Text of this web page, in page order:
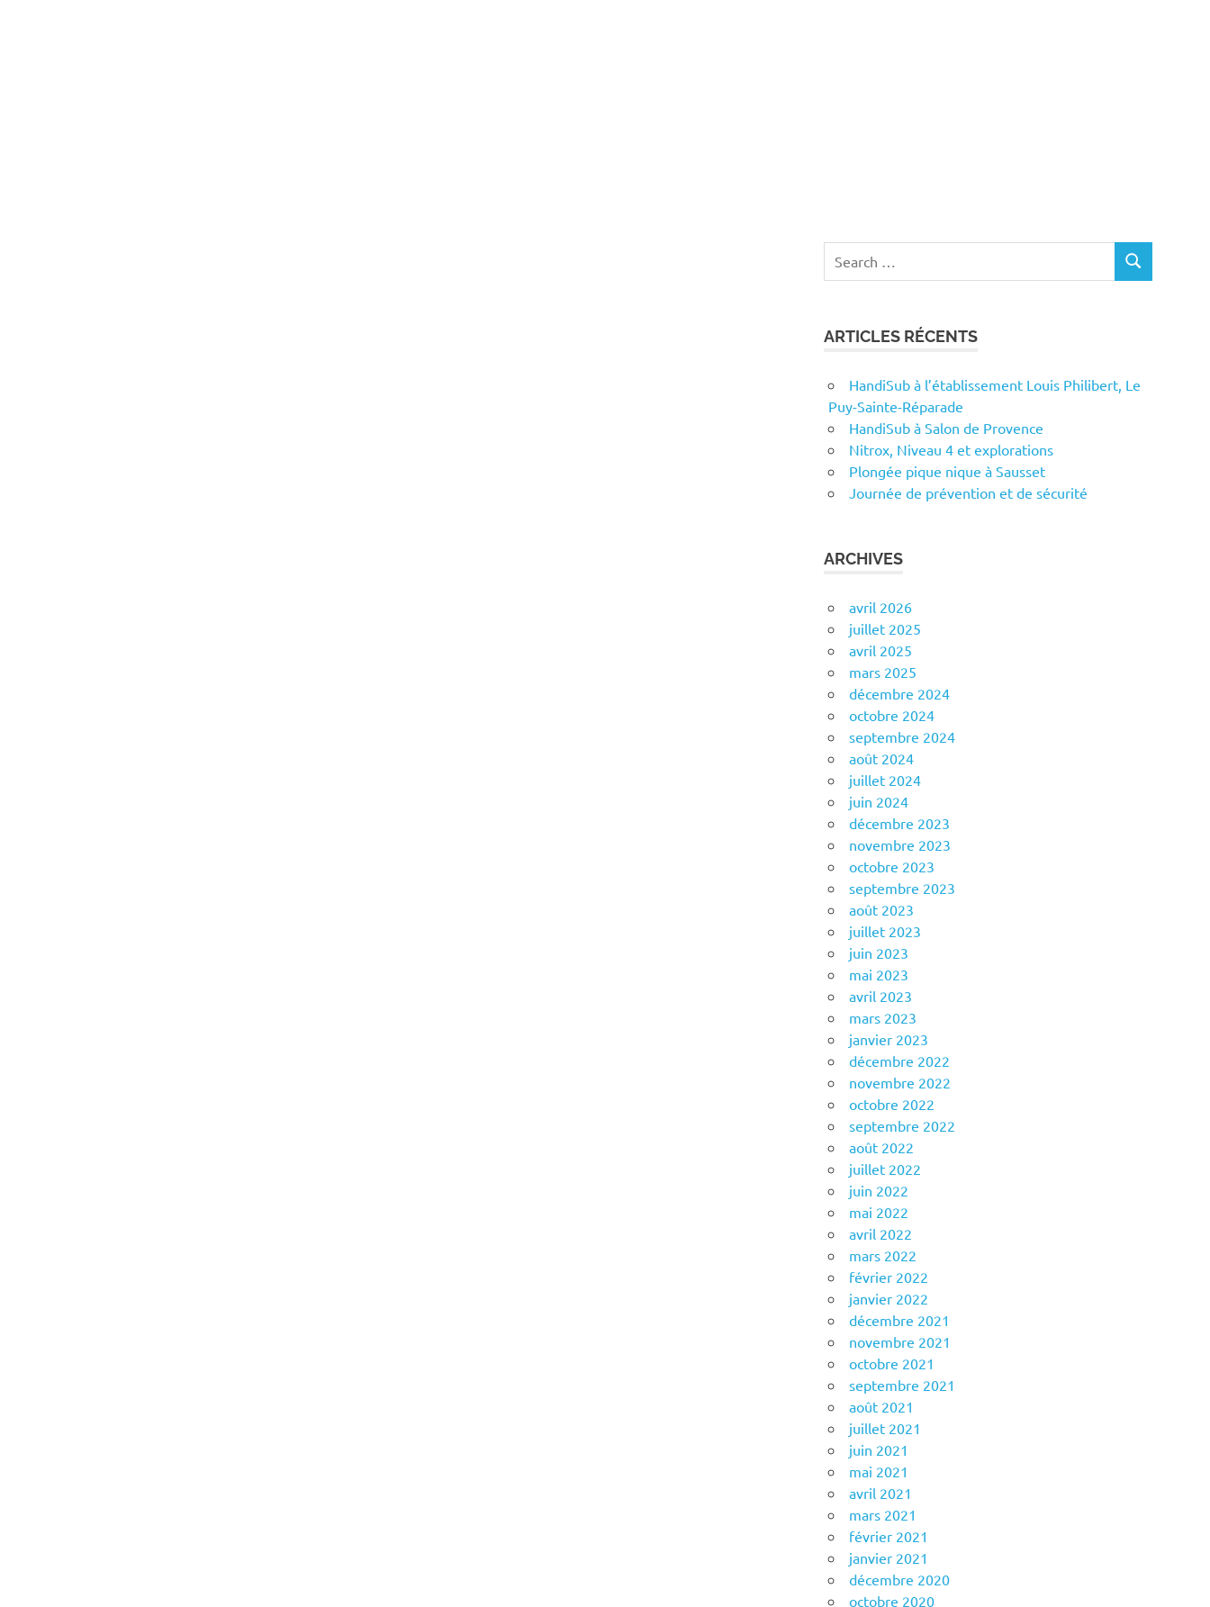
for:
SEARCH
ARTICLES RÉCENTS
HandiSub à l’établissement Louis Philibert, Le
Puy-Sainte-Réparade
HandiSub à Salon de Provence
Nitrox, Niveau 4 et explorations
Plongée pique nique à Sausset
Journée de prévention et de sécurité
ARCHIVES
avril 2026
juillet 2025
avril 2025
mars 2025
décembre 2024
octobre 2024
septembre 2024
août 2024
juillet 2024
juin 2024
décembre 2023
novembre 2023
octobre 2023
septembre 2023
août 2023
juillet 2023
juin 2023
mai 2023
avril 2023
mars 2023
janvier 2023
décembre 2022
novembre 2022
octobre 2022
septembre 2022
août 2022
juillet 2022
juin 2022
mai 2022
avril 2022
mars 2022
février 2022
janvier 2022
décembre 2021
novembre 2021
octobre 2021
septembre 2021
août 2021
juillet 2021
juin 2021
mai 2021
avril 2021
mars 2021
février 2021
janvier 2021
décembre 2020
octobre 2020